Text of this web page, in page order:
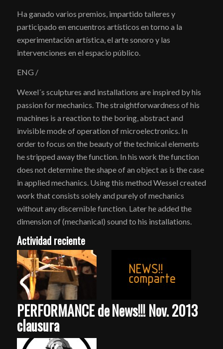
Ha ganado varios premios, impartido talleres y
participado en encuentros artísticos en torno a la
experimentación artística, el arte sonoro y las
intervenciones en el espacio público.
ENG /
Wexel´s sculptures and installations are inspired by his
passion for mechanics. The straightforwardness of his
machines is a reaction to the boring, abstract and
invisible mode of operation of microelectronics. In
order to focus on the beauty of the technical elements
he stripped away the function. In his work the function
does not determine the shape of an object as is the case
in applied mechanics. Using this method Wessel created
work that consists solely and purely of mechanics
without any discernible function. Later he added the
dimension of (mechanical) sound to his installations.
Actividad reciente
PERFORMANCE de
clausura
News!!! Nov. 2013